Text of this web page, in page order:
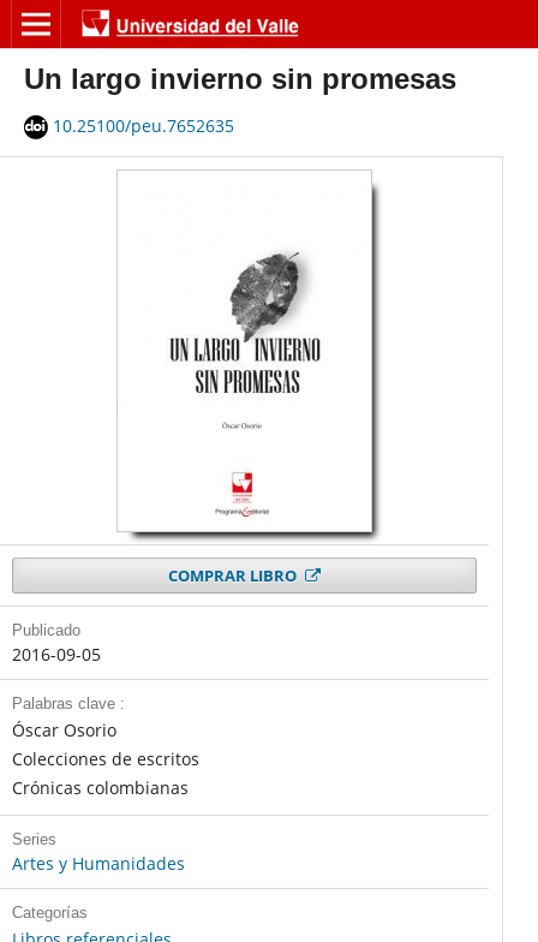
Un largo invierno sin promesas
10.25100/peu.7652635
COMPRAR LIBRO
Publicado
2016-09-05
Palabras clave :
Óscar Osorio
Colecciones de escritos
Crónicas colombianas
Series
Artes y Humanidades
Categorías